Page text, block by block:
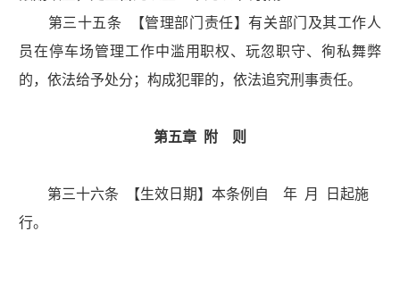
第三十五条 【管理部门责任】有关部门及其工作人
员在停车场管理工作中滥用职权、玩忽职守、徇私舞弊
的，依法给予处分；构成犯罪的，依法追究刑事责任。
第五章 附 则
第三十六条 【生效日期】本条例自 年 月 日起施
行。